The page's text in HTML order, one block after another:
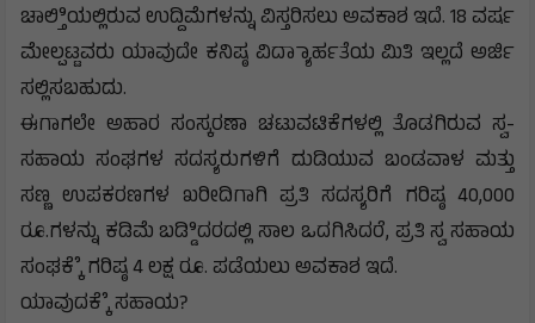
ಚಾಲ್ತಿಿಯಲ್ಲಿರುವ ಉದ್ದಿಮೆಗಳನ್ನು ವಿಸ್ತರಿಸಲು ಅವಕಾಶ ಇದೆ. 18 ವರ್ಷ
ಮೇಲ್ಪಟ್ಟವರು ಯಾವುದೇ ಕನಿಷ್ಠ ವಿದ್ಯಾಾರ್ಹತೆಯ ಮಿತಿ ಇಲ್ಲದೆ ಅರ್ಜಿ
ಸಲ್ಲಿಸಬಹುದು.
ಈಗಾಗಲೇ ಅಹಾರ ಸಂಸ್ಕರಣಾ ಚಟುವಟಿಕೆಗಳಲ್ಲಿ ತೊಡಗಿರುವ ಸ್ವ-
ಸಹಾಯ ಸಂಘಗಳ ಸದಸ್ಯರುಗಳಿಗೆ ದುಡಿಯುವ ಬಂಡವಾಳ ಮತ್ತು
ಸಣ್ಣ ಉಪಕರಣಗಳ ಖರೀದಿಗಾಗಿ ಪ್ರತಿ ಸದಸ್ಯರಿಗೆ ಗರಿಷ್ಠ 40,000
ರೂ.ಗಳನ್ನು ಕಡಿಮೆ ಬಡ್ಡಿಿದರದಲ್ಲಿ ಸಾಲ ಒದಗಿಸಿದರೆ, ಪ್ರತಿ ಸ್ವ ಸಹಾಯ
ಸಂಘಕ್ಕೆೆ ಗರಿಷ್ಠ 4 ಲಕ್ಷ ರೂ. ಪಡೆಯಲು ಅವಕಾಶ ಇದೆ.
ಯಾವುದಕ್ಕೆೆ ಸಹಾಯ?